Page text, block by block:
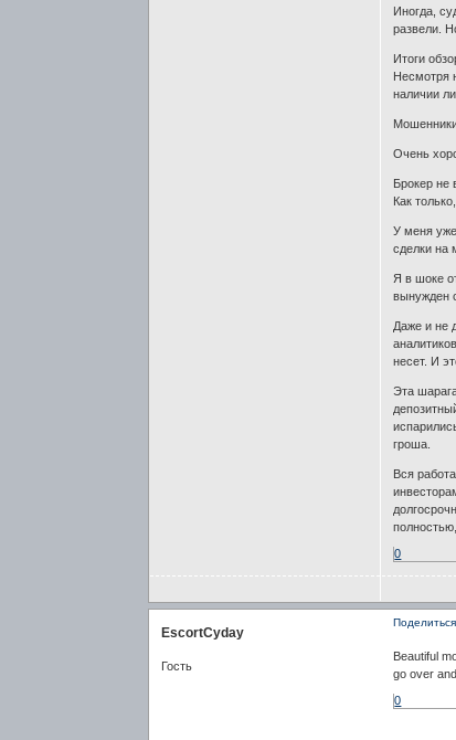
Иногда,
развели.
Итоги
Несмотря
наличии
Очень
Брокер не
Как
У меня
сделки на
Я в шоке
вынужден
Даже и не
несет. И
Эта
гроша.
Вся
0
Поделиться
EscortCyday
Гость
Beautiful
go over
0